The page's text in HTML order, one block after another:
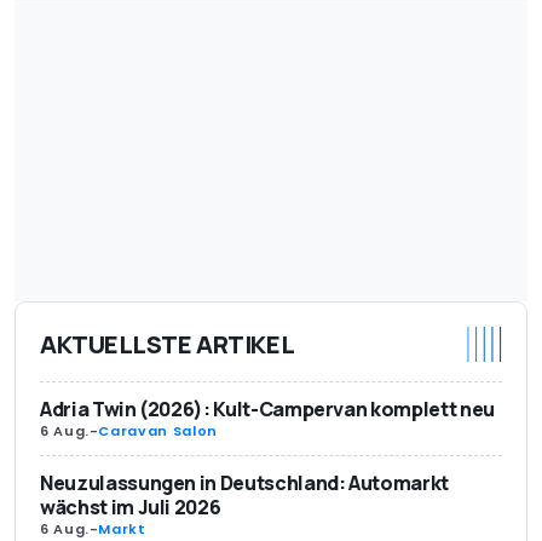
AKTUELLSTE ARTIKEL
Adria Twin (2026): Kult-Campervan komplett neu
6 Aug.-Caravan Salon
Neuzulassungen in Deutschland: Automarkt
wächst im Juli 2026
6 Aug.-Markt